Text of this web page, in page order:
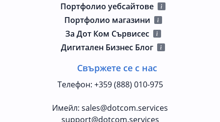
Портфолио уебсайтове
Портфолио магазини
За Дот Ком Сървисес
Дигитален Бизнес Блог
Свържете се с нас
Телефон: +359 (888) 010-975
Имейл: sales@dotcom.services
support@dotcom.services